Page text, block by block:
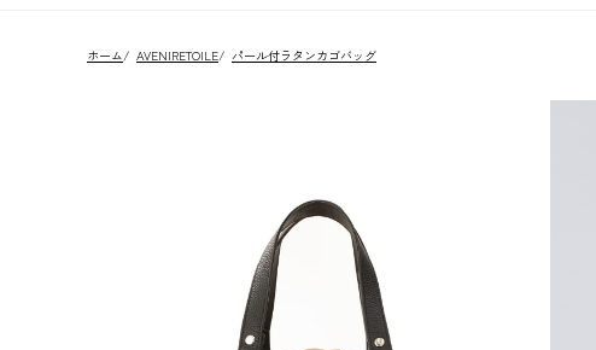
ホーム/ AVENIRETOILE/ パール付ラタンカゴバッグ